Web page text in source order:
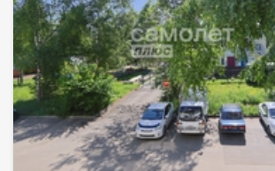
на сделку.— Возможна ипотека.— ТОРГ
недвижимость через АН Самолет ПЛЮС, Вы
юридическое сопровождение; помощь в
на выгодных для вас условиях; помощь в
документов; качественный клиентский
ответить на все Ваши вопросы с 9.00 до
юридической чистоты сделки от компании,
на рынке недвижимости в г. Кемерово с 2010
Шароватов Денис